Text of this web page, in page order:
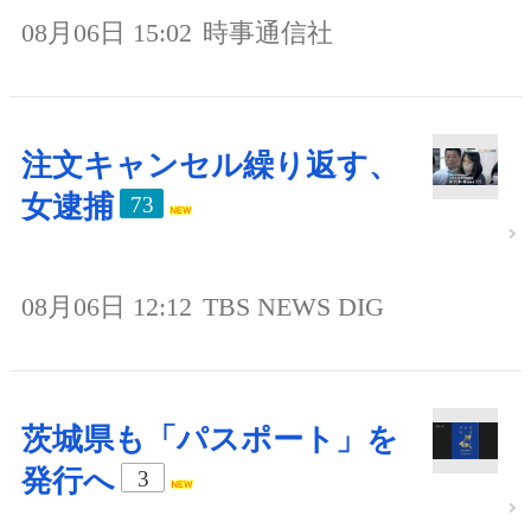
08月06日 15:02 時事通信社
注文キャンセル繰り返す、
女逮捕
73
08月06日 12:12 TBS NEWS DIG
茨城県も「パスポート」を
発行へ
3